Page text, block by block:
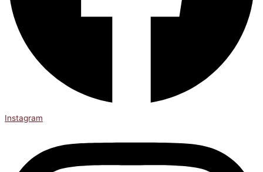
Instagram